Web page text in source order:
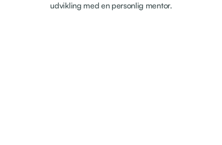
udvikling med en personlig mentor.